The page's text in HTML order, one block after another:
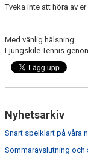
Tveka inte att höra av
Med vänlig hälsning
Ljungskile Tennis
Nyhetsarkiv
Snart spelklart på våra
Sommaravslutning och